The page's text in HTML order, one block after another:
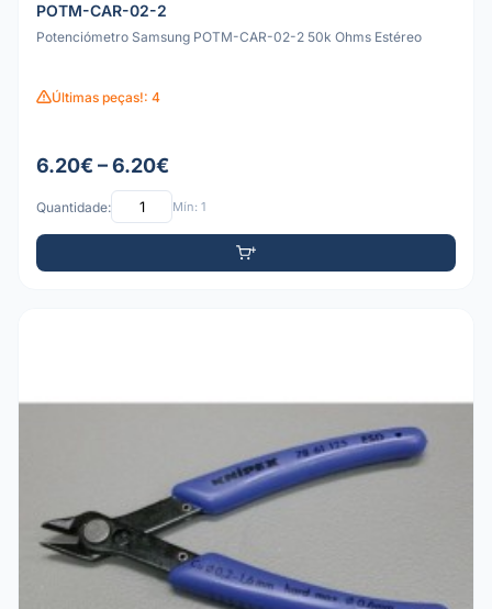
POTM-CAR-02-2
Potenciómetro Samsung POTM-CAR-02-2 50k Ohms Estéreo
Últimas peças!: 4
6.20€ – 6.20€
Quantidade: Mín: 1